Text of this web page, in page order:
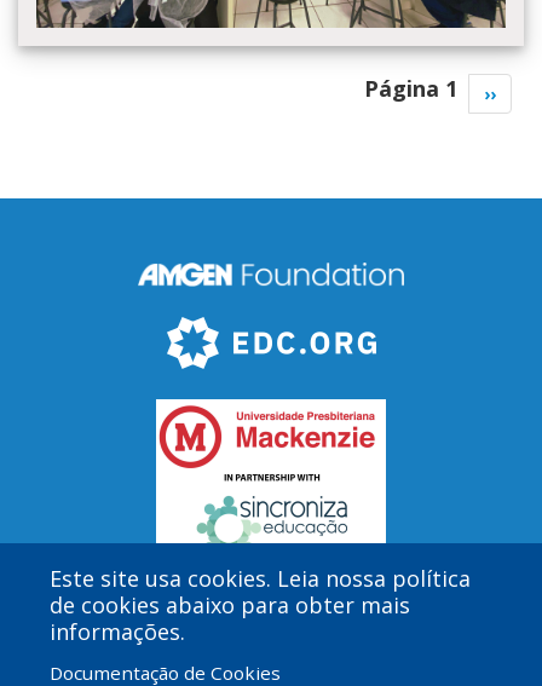
Este site usa cookies. Leia nossa política
de cookies abaixo para obter mais
informações.
Documentação de Cookies
Paginação
Página 1 ››
Menu